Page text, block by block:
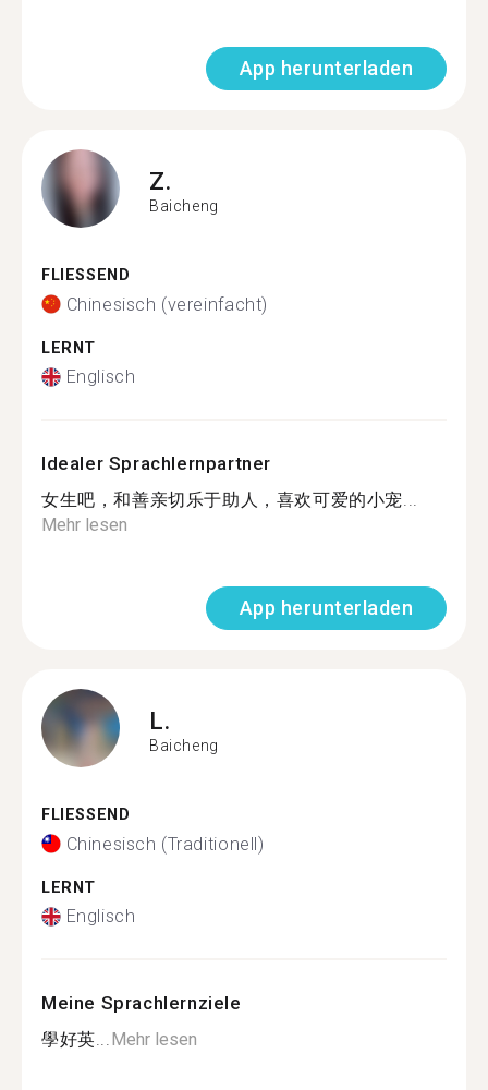
App herunterladen
Z.
Baicheng
FLIESSEND
Chinesisch (vereinfacht)
LERNT
Englisch
Idealer Sprachlernpartner
女生吧，和善亲切乐于助人，喜欢可爱的小宠...
Mehr lesen
App herunterladen
L.
Baicheng
FLIESSEND
Chinesisch (Traditionell)
LERNT
Englisch
Meine Sprachlernziele
學好英...Mehr lesen